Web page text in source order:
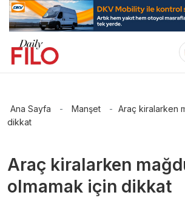
Ana Sayfa - Manşet - Araç kiralarken
dikkat
Araç kiralarken
olmamak için dikkat